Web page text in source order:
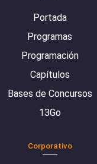
Portada
Programas
Programación
Capítulos
Bases de Concursos
13Go
Corporativo